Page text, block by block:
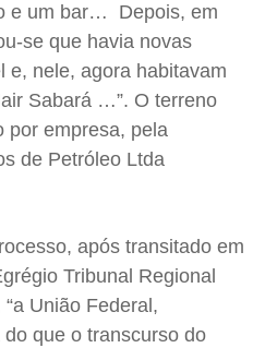
e um bar… Depois, em
se que havia novas
e, nele, agora habitavam
Sabará …”. O terreno
por empresa, pela
de Petróleo Ltda
após transitado em
Tribunal Regional
União Federal,
que o transcurso do